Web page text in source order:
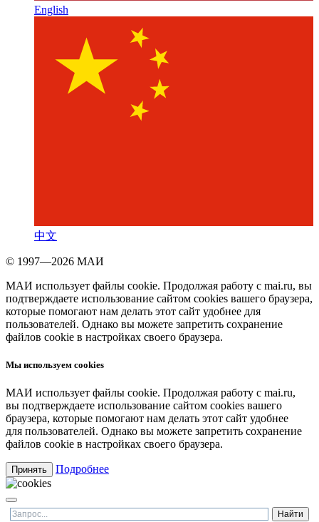
English
中文
© 1997—2026 МАИ
МАИ использует файлы cookie. Продолжая работу с mai.ru, вы
подтверждаете использование сайтом cookies вашего браузера,
которые помогают нам делать этот сайт удобнее для
пользователей. Однако вы можете запретить сохранение
файлов cookie в настройках своего браузера.
Мы используем cookies
МАИ использует файлы cookie. Продолжая работу с mai.ru,
вы подтверждаете использование сайтом cookies вашего
браузера, которые помогают нам делать этот сайт удобнее
для пользователей. Однако вы можете запретить сохранение
файлов cookie в настройках своего браузера.
Принять Подробнее